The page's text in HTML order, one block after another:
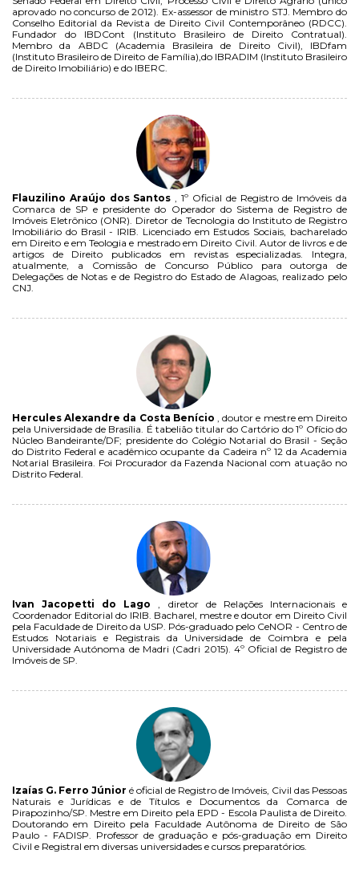
aprovado no concurso de 2012). Ex-assessor de ministro STJ. Membro do
Conselho Editorial da Revista de Direito Civil Contemporâneo (RDCC).
Fundador do IBDCont (Instituto Brasileiro de Direito Contratual).
Membro da ABDC (Academia Brasileira de Direito Civil), IBDfam
(Instituto Brasileiro de Direito de Família),do IBRADIM (Instituto Brasileiro
de Direito Imobiliário) e do IBERC.
Flauzilino Araújo dos Santos , 1º Oficial de Registro de Imóveis da
Comarca de SP e presidente do Operador do Sistema de Registro de
Imóveis Eletrônico (ONR). Diretor de Tecnologia do Instituto de Registro
Imobiliário do Brasil - IRIB. Licenciado em Estudos Sociais, bacharelado
em Direito e em Teologia e mestrado em Direito Civil. Autor de livros e de
artigos de Direito publicados em revistas especializadas. Integra,
atualmente, a Comissão de Concurso Público para outorga de
Delegações de Notas e de Registro do Estado de Alagoas, realizado pelo
CNJ.
Hercules Alexandre da Costa Benício , doutor e mestre em Direito
pela Universidade de Brasília. É tabelião titular do Cartório do 1º Ofício do
Núcleo Bandeirante/DF; presidente do Colégio Notarial do Brasil - Seção
do Distrito Federal e acadêmico ocupante da Cadeira nº 12 da Academia
Notarial Brasileira. Foi Procurador da Fazenda Nacional com atuação no
Distrito Federal.
Ivan Jacopetti do Lago , diretor de Relações Internacionais e
Coordenador Editorial do IRIB. Bacharel, mestre e doutor em Direito Civil
pela Faculdade de Direito da USP. Pós-graduado pelo CeNOR - Centro de
Estudos Notariais e Registrais da Universidade de Coimbra e pela
Universidade Autónoma de Madri (Cadri 2015). 4º Oficial de Registro de
Imóveis de SP.
Izaías G. Ferro Júnior é oficial de Registro de Imóveis, Civil das Pessoas
Naturais e Jurídicas e de Títulos e Documentos da Comarca de
Pirapozinho/SP. Mestre em Direito pela EPD - Escola Paulista de Direito.
Doutorando em Direito pela Faculdade Autônoma de Direito de São
Paulo - FADISP. Professor de graduação e pós-graduação em Direito
Civil e Registral em diversas universidades e cursos preparatórios.